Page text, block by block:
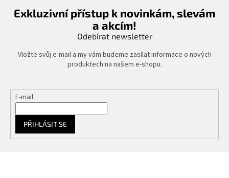
Exkluzivní přístup k novinkám, slevám
a akcím!
Odebírat newsletter
Vložte svůj e-mail a my vám budeme zasílat informace o nových
produktech na našem e-shopu.
E-mail
PŘIHLÁSIT SE